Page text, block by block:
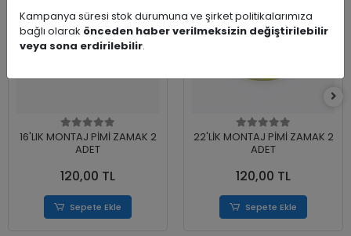
16'LIK MONTAJ PİMİ ZAMAK 2
ADET
120,00 TL
Sepete Ekle
22'LİK MONTAJ PİMİ ZAMAK 2
ADET
120,00 TL
Sepete Ekle
Kampanya süresi stok durumuna ve şirket politikalarımıza
bağlı olarak önceden haber verilmeksizin değiştirilebilir
veya sona erdirilebilir.